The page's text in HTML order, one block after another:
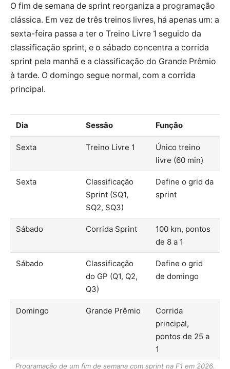
O fim de semana de sprint reorganiza a programação
clássica. Em vez de três treinos livres, há apenas um: a
sexta-feira passa a ter o Treino Livre 1 seguido da
classificação sprint, e o sábado concentra a corrida
sprint pela manhã e a classificação do Grande Prêmio
à tarde. O domingo segue normal, com a corrida
principal.
Dia Sessão Função
Sexta Treino Livre 1
Único treino
livre (60 min)
Sexta
Classificação
Sprint (SQ1,
SQ2, SQ3)
Define o grid da
sprint
Sábado Corrida Sprint
100 km, pontos
de 8 a 1
Sábado
Classificação
do GP (Q1, Q2,
Q3)
Define o grid
de domingo
Domingo Grande Prêmio
Corrida
principal,
pontos de 25 a
1
Programação de um fim de semana com sprint na F1 em 2026.